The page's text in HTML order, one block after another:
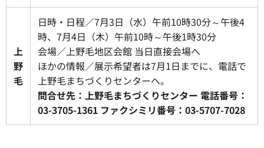
上
野
毛
日時・日程／7月3日（水）午前10時30分～午後4
時、7月4日（木）午前10時～午後1時30分
会場／上野毛地区会館 当日直接会場へ
ほかの情報／展示希望者は7月1日までに、電話で
上野毛まちづくりセンターへ。
問合せ先：上野毛まちづくりセンター 電話番号：
03-3705-1361 ファクシミリ番号：03-5707-7028